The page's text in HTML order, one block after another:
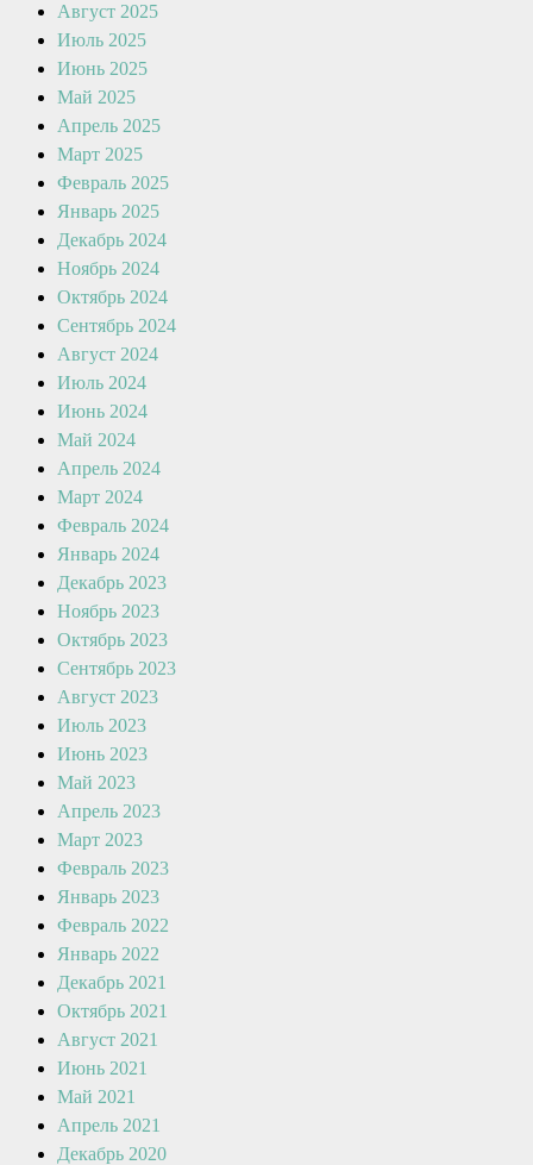
Август 2025
Июль 2025
Июнь 2025
Май 2025
Апрель 2025
Март 2025
Февраль 2025
Январь 2025
Декабрь 2024
Ноябрь 2024
Октябрь 2024
Сентябрь 2024
Август 2024
Июль 2024
Июнь 2024
Май 2024
Апрель 2024
Март 2024
Февраль 2024
Январь 2024
Декабрь 2023
Ноябрь 2023
Октябрь 2023
Сентябрь 2023
Август 2023
Июль 2023
Июнь 2023
Май 2023
Апрель 2023
Март 2023
Февраль 2023
Январь 2023
Февраль 2022
Январь 2022
Декабрь 2021
Октябрь 2021
Август 2021
Июнь 2021
Май 2021
Апрель 2021
Декабрь 2020